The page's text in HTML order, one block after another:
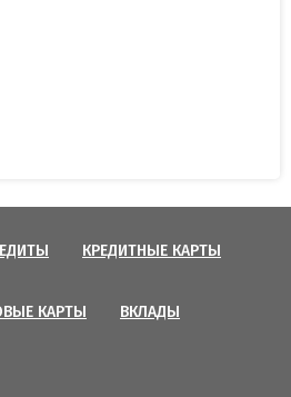
КРЕДИТНЫЕ КАРТЫ
КАРТЫ ВКЛАДЫ